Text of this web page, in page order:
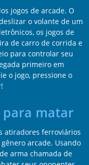
jogos de arcade. O
o volante de um
os jogos de
de carro de corrida e
para controlar seu
primeiro em
o jogo, pressione o
para matar
atiradores ferroviários
arcade. Usando
arma chamada de